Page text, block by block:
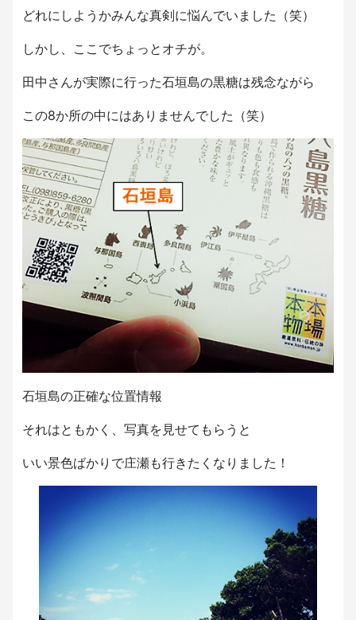
どれにしようかみんな真剣に悩んでいました（笑）
しかし、ここでちょっとオチが。
田中さんが実際に行った石垣島の黒糖は残念ながら
この8か所の中にはありませんでした（笑）
石垣島の正確な位置情報
それはともかく、写真を見せてもらうと
いい景色ばかりで庄瀬も行きたくなりました！